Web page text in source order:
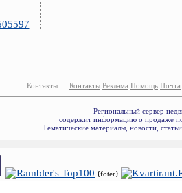
Контакты: Контакты Реклама Помощь Почта
Региональный сервер
содержит информацию о продаже
Тематические материалы, новости,
{foter}